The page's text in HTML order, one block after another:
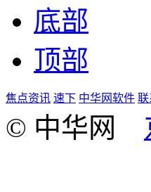
底部
顶部
焦点资讯 速下 中华网软件 联
© 中华网